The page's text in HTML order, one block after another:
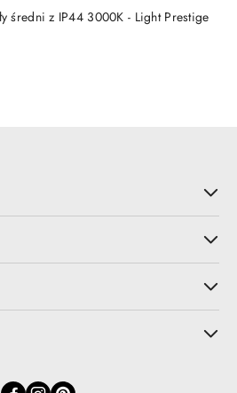
średni z IP44 3000K - Light Prestige